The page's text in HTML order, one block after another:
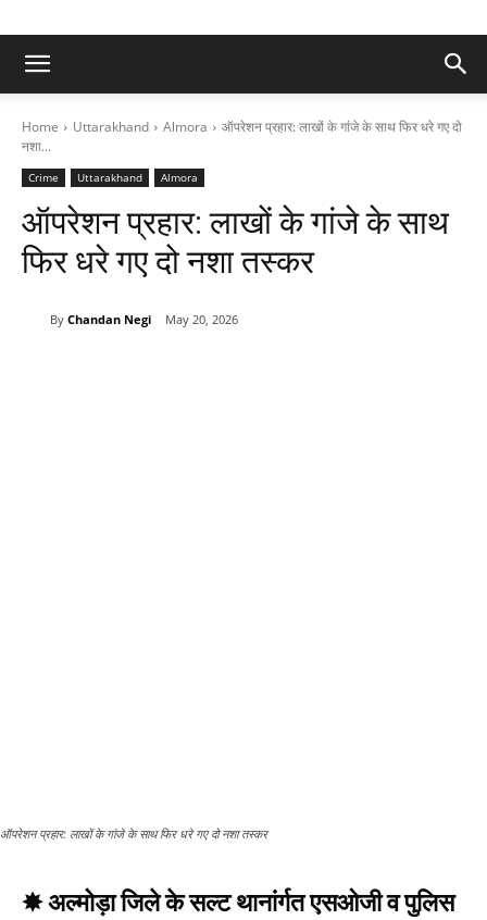
Home Uttarakhand Almora
ऑपरेशन प्रहार: लाखों के गांजे के साथ फिर धरे गए दो
नशा...
Crime Uttarakhand Almora
ऑपरेशन प्रहार: लाखों के गांजे के साथ
फिर धरे गए दो नशा तस्कर
By Chandan Negi May 20, 2026
ऑपरेशन प्रहार: लाखों के गांजे के साथ फिर धरे गए दो नशा तस्कर
✸ अल्मोड़ा जिले के सल्ट थानांर्गत एसओजी व पुलिस